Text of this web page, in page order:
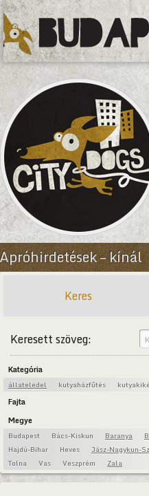
Apróhirdetések – kínál
Keres
Keresett szöveg:
Kategória
állateledel kutyaházfűtés
Fajta
Megye
Budapest Bács-Kiskun Baranya
Hajdú-Bihar
Heves Jász-Nagykun-
Tolna
Vas Veszprém Zala